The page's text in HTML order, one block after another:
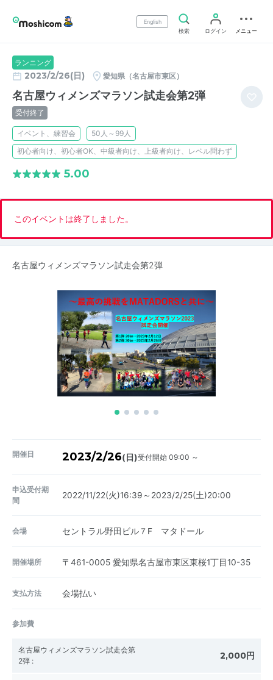
English
検索
ログイン メニュー
ランニング
2023/2/26(日) 愛知県（名古屋市東区）
名古屋ウィメンズマラソン試走会第2弾
受付終了
イベント、練習会
50人～99人
初心者向け、初心者OK、中級者向け、上級者向け、レベル問わず
5.00
このイベントは終了しました。
名古屋ウィメンズマラソン試走会第2弾
開催日 2023/2/26(日)受付開始 09:00 ～
申込受付期
間
2022/11/22(火)16:39～2023/2/25(土)20:00
会場 セントラル野田ビル７F マタドール
開催場所 〒461-0005 愛知県名古屋市東区東桜1丁目10-35
支払方法 会場払い
参加費
名古屋ウィメンズマラソン試走会第
2弾 : 2,000円